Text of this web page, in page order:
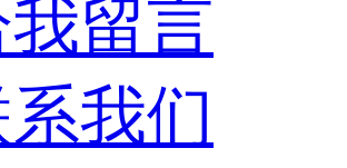
留言
我们